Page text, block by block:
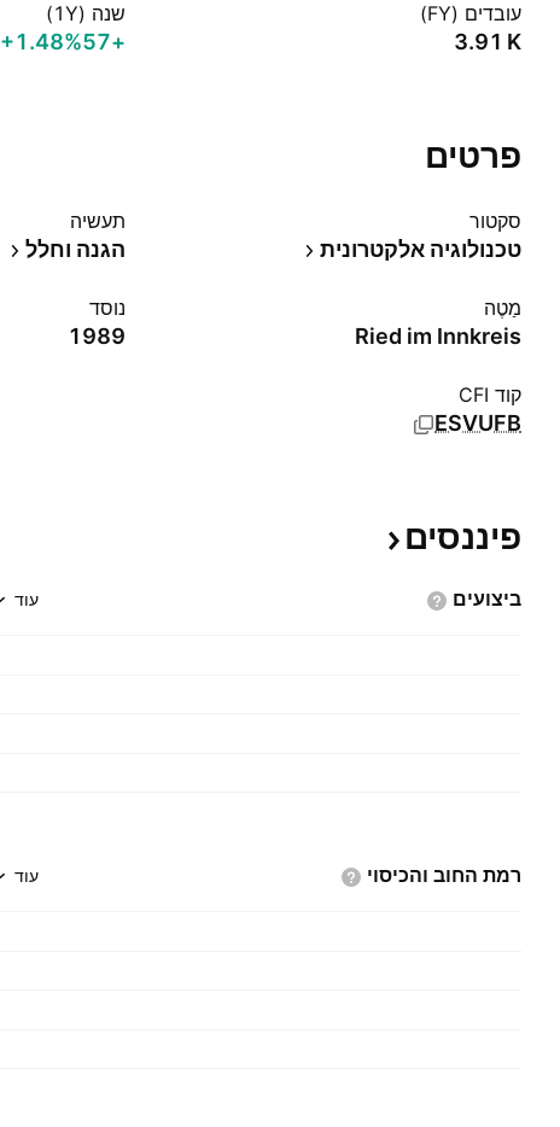
עובדים (FY)
‪3.91 K‬
שנה (1Y)
+57
‪+1.48%‬
פרטים
סקטור
טכנולוגיה אלקטרונית
תעשיה
הגנה וחלל
מַטֶה
Ried im Innkreis
נוסד
1989
קוד CFI
ESVUFB
פיננסים
ביצועים עוד
רמת החוב והכיסוי עוד